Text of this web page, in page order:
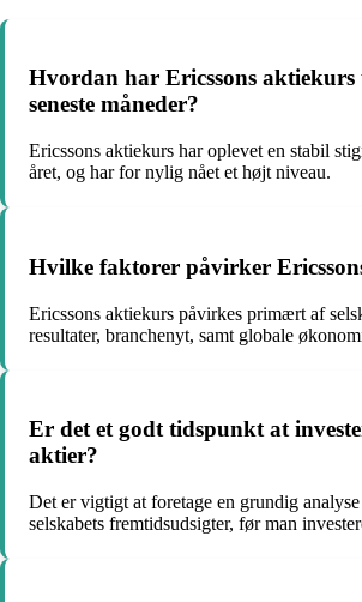
Hvordan har Ericssons aktiekurs
seneste måneder?
Ericssons aktiekurs har oplevet en stabil
året, og har for nylig nået et højt niveau.
Hvilke faktorer påvirker
Ericssons aktiekurs påvirkes primært af
resultater, branchenyt, samt globale
Er det et godt tidspunkt at
aktier?
Det er vigtigt at foretage en grundig
selskabets fremtidsudsigter, før man